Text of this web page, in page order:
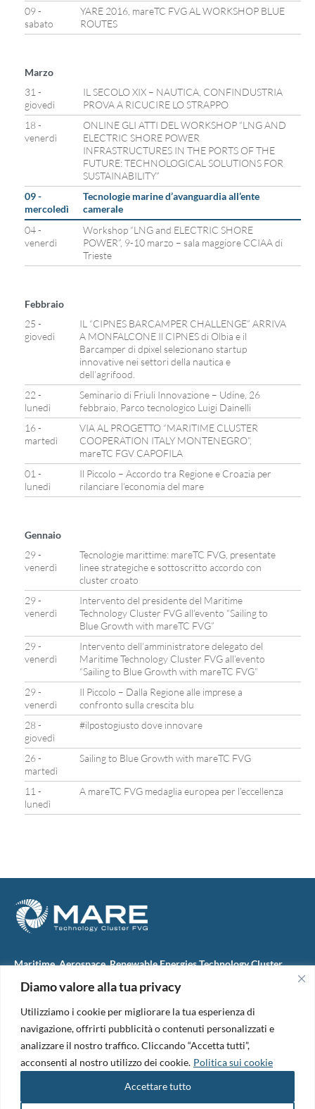
Diamo valore alla tua privacy
Utilizziamo i cookie per migliorare la tua esperienza di
navigazione, offrirti pubblicità o contenuti personalizzati e
analizzare il nostro traffico. Cliccando “Accetta tutti”,
acconsenti al nostro utilizzo dei cookie. Politica sui cookie
Accettare tutto
09 -
sabato
YARE 2016, mareTC FVG AL WORKSHOP BLUE
ROUTES
Marzo
31 -
giovedì
IL SECOLO XIX – NAUTICA, CONFINDUSTRIA
PROVA A RICUCIRE LO STRAPPO
18 -
venerdì
ONLINE GLI ATTI DEL WORKSHOP “LNG AND
ELECTRIC SHORE POWER
INFRASTRUCTURES IN THE PORTS OF THE
FUTURE: TECHNOLOGICAL SOLUTIONS FOR
SUSTAINABILITY”
09 -
mercoledì
Tecnologie marine d’avanguardia all’ente
camerale
04 -
venerdì
Workshop “LNG and ELECTRIC SHORE
POWER”, 9-10 marzo – sala maggiore CCIAA di
Trieste
Febbraio
25 -
giovedì
IL “CIPNES BARCAMPER CHALLENGE” ARRIVA
A MONFALCONE Il CIPNES di Olbia e il
Barcamper di dpixel selezionano startup
innovative nei settori della nautica e
dell’agrifood.
22 -
lunedì
Seminario di Friuli Innovazione – Udine, 26
febbraio, Parco tecnologico Luigi Dainelli
16 -
martedì
VIA AL PROGETTO “MARITIME CLUSTER
COOPERATION ITALY MONTENEGRO”,
mareTC FGV CAPOFILA
01 -
lunedì
Il Piccolo – Accordo tra Regione e Croazia per
rilanciare l’economia del mare
Gennaio
29 -
venerdì
Tecnologie marittime: mareTC FVG, presentate
linee strategiche e sottoscritto accordo con
cluster croato
29 -
venerdì
Intervento del presidente del Maritime
Technology Cluster FVG all’evento “Sailing to
Blue Growth with mareTC FVG”
29 -
venerdì
Intervento dell’amministratore delegato del
Maritime Technology Cluster FVG all’evento
“Sailing to Blue Growth with mareTC FVG”
29 -
venerdì
Il Piccolo – Dalla Regione alle imprese a
confronto sulla crescita blu
28 -
giovedì
#ilpostogiusto dove innovare
26 -
martedì
Sailing to Blue Growth with mareTC FVG
11 -
lunedì
A mareTC FVG medaglia europea per l’eccellenza
Maritime, Aerospace, Renewable Energies Technology Cluster
M.A.R.E. TC FVG S.c.ar.l.
34074 Monfalcone (Italy)
tel. +39 0481 723440
Codice Fiscale e Partita Iva: 01138620313
PEC:marefvg@legalmail.it
Codice univoco per i pagamenti: M5UXCR1
Copyright 2026. Design and development by
Informativa Privacy|Cookie Policy|Amm. Trasparente|Bandi &